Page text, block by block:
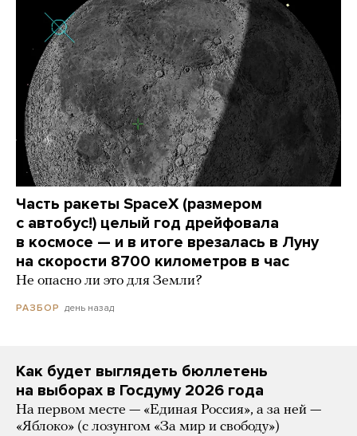
Часть ракеты SpaceX (размером
с автобус!) целый год дрейфовала
в космосе — и в итоге врезалась в Луну
на скорости 8700 километров в час
Не опасно ли это для Земли?
РАЗБОР день назад
Как будет выглядеть бюллетень
на выборах в Госдуму 2026 года
На первом месте — «Единая Россия», а за ней —
«Яблоко» (с лозунгом «За мир и свободу»)